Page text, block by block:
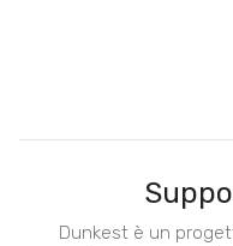
Dunkest è un